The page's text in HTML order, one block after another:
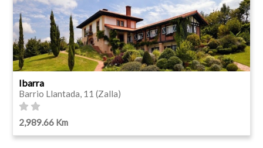
Ibarra
Barrio Llantada, 11 (Zalla)
2,989.66 Km